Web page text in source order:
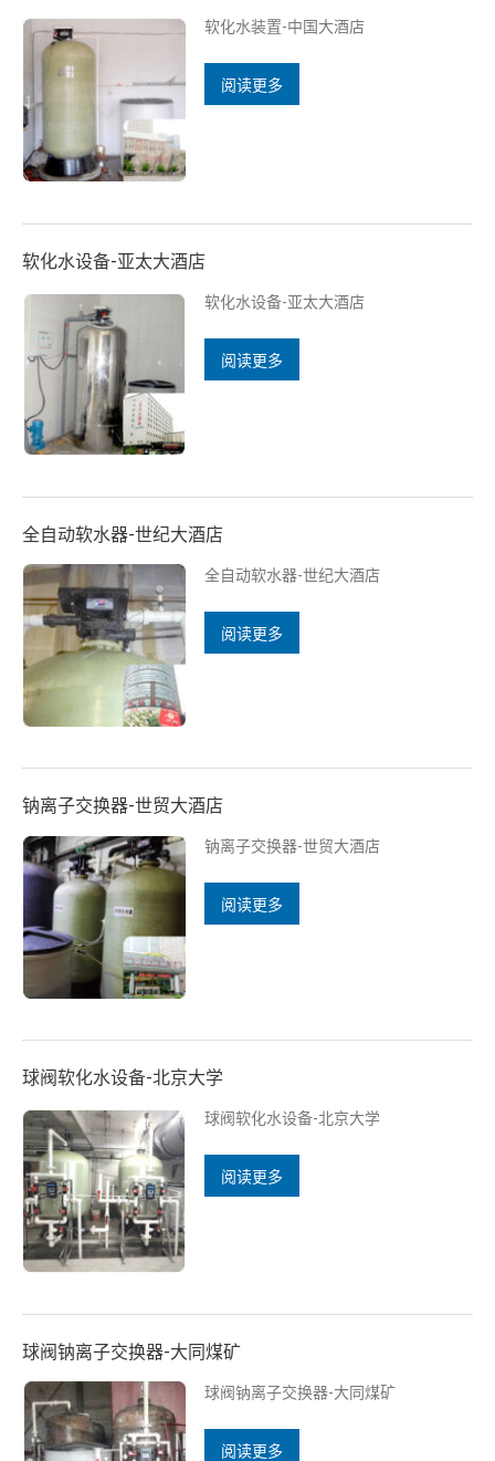
软化水装置-中国大酒店
阅读更多
软化水设备-亚太大酒店
软化水设备-亚太大酒店
阅读更多
全自动软水器-世纪大酒店
全自动软水器-世纪大酒店
阅读更多
钠离子交换器-世贸大酒店
钠离子交换器-世贸大酒店
阅读更多
球阀软化水设备-北京大学
球阀软化水设备-北京大学
阅读更多
球阀钠离子交换器-大同煤矿
球阀钠离子交换器-大同煤矿
阅读更多